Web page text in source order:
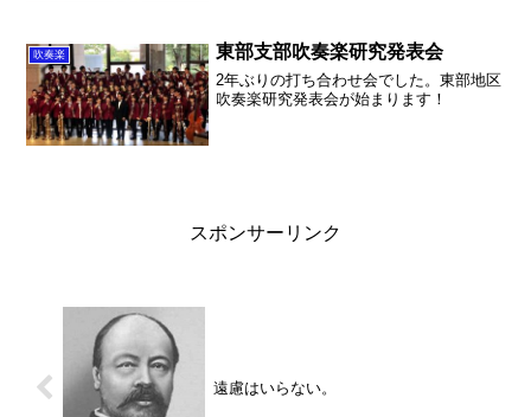
待！ちなみに、他の作...
吹奏楽 東部支部吹奏楽研究発表会
2年ぶりの打ち合わせ会でした。東部地区
吹奏楽研究発表会が始まります！
スポンサーリンク
遠慮はいらない。